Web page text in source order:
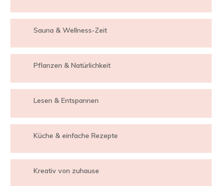
Sauna & Wellness-Zeit
Pflanzen & Natürlichkeit
Lesen & Entspannen
Küche & einfache Rezepte
Kreativ von zuhause